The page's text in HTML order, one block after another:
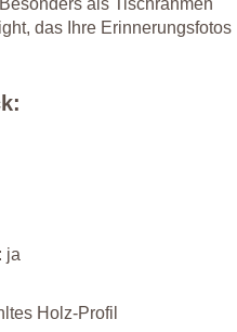
als Tischrahmen
das Ihre Erinnerungsfotos
ja
Holz-Profil